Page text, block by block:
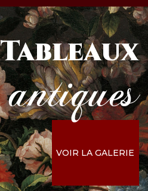
Tableaux
antiques
VOIR LA GALERIE